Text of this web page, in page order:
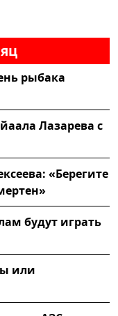
рыбака
Лазарева с
«Берегите
будут играть
или